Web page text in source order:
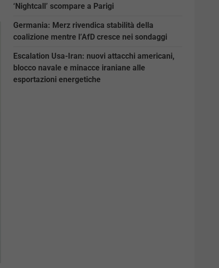
‘Nightcall’ scompare a Parigi
Germania: Merz rivendica stabilità della
coalizione mentre l’AfD cresce nei sondaggi
Escalation Usa-Iran: nuovi attacchi americani,
blocco navale e minacce iraniane alle
esportazioni energetiche